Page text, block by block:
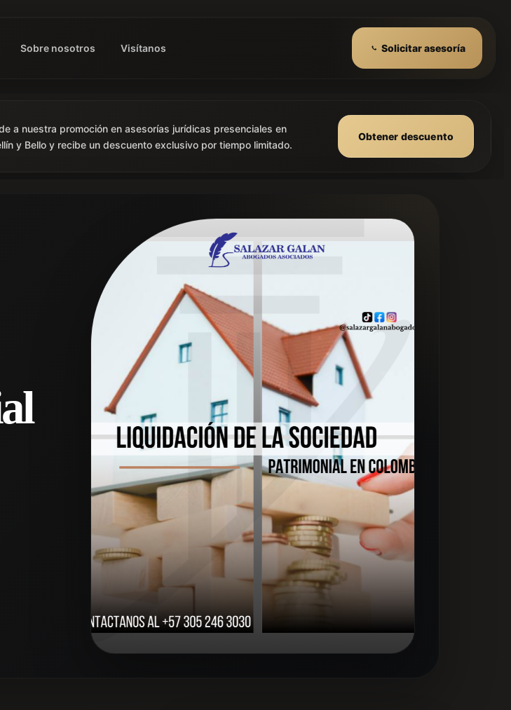
Sobre nosotros Visítanos Solicitar asesoría
a nuestra promoción en asesorías jurídicas presenciales en
y Bello y recibe un descuento exclusivo por tiempo limitado.
Obtener descuento